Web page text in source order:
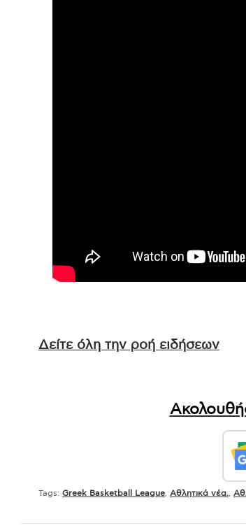
Δείτε όλη την ροή ειδήσεων
Tags: Greek Basketball League Αθλητικά νέα.